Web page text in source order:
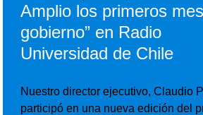
Amplio los primeros
gobierno” en Radio
Universidad de Chile
Nuestro director ejecutivo, Claudio
participó en una nueva edición del